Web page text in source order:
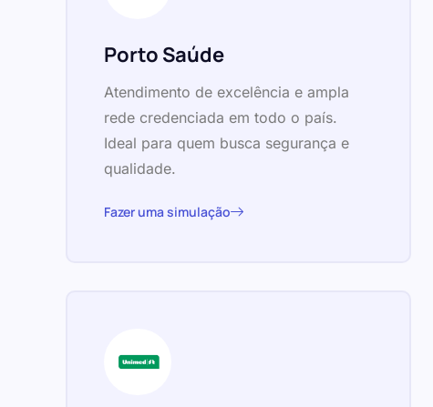
Porto Saúde
Atendimento de excelência e ampla
rede credenciada em todo o país.
Ideal para quem busca segurança e
qualidade.
Fazer uma simulação